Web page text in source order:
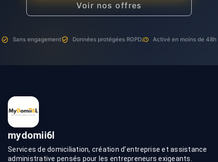
Voir nos offres
Sans engagement Données protégées RGPD Activé en moins de 48h
mydomii6l
Services de domiciliation, création d’entreprise et assistance
administrative pensés pour les entrepreneurs exigeants.